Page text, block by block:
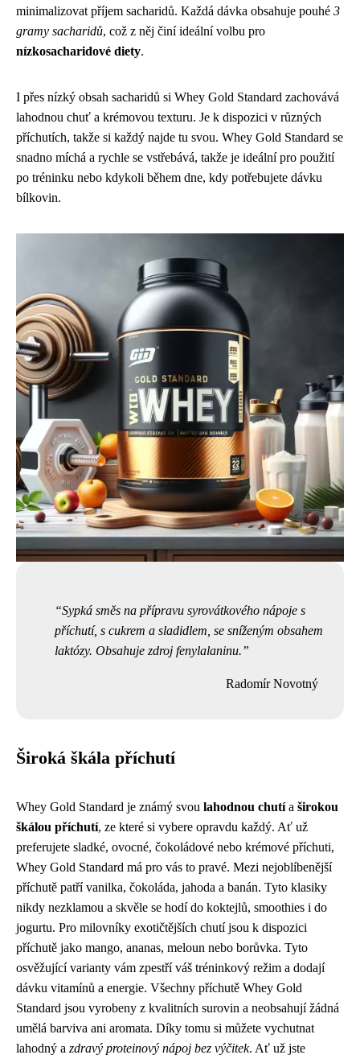
minimalizovat příjem sacharidů. Každá dávka obsahuje pouhé 3
gramy sacharidů, což z něj činí ideální volbu pro
nízkosacharidové diety.
I přes nízký obsah sacharidů si Whey Gold Standard zachovává
lahodnou chuť a krémovou texturu. Je k dispozici v různých
příchutích, takže si každý najde tu svou. Whey Gold Standard se
snadno míchá a rychle se vstřebává, takže je ideální pro použití
po tréninku nebo kdykoli během dne, kdy potřebujete dávku
bílkovin.
Sypká směs na přípravu syrovátkového nápoje s
příchutí, s cukrem a sladidlem, se sníženým obsahem
laktózy. Obsahuje zdroj fenylalaninu.
Radomír Novotný
Široká škála příchutí
Whey Gold Standard je známý svou lahodnou chutía širokou
škálou příchutí, ze které si vybere opravdu každý. Ať už
preferujete sladké, ovocné, čokoládové nebo krémové příchuti,
Whey Gold Standard má pro vás to pravé. Mezi nejoblíbenější
příchutě patří vanilka, čokoláda, jahoda a banán. Tyto klasiky
nikdy nezklamou a skvěle se hodí do koktejlů, smoothies i do
jogurtu. Pro milovníky exotičtějších chutí jsou k dispozici
příchutě jako mango, ananas, meloun nebo borůvka. Tyto
osvěžující varianty vám zpestří váš tréninkový režim a dodají
dávku vitamínů a energie. Všechny příchutě Whey Gold
Standard jsou vyrobeny z kvalitních surovin a neobsahují žádná
umělá barviva ani aromata. Díky tomu si můžete vychutnat
lahodný a zdravý proteinový nápoj bez výčitek. Ať už jste